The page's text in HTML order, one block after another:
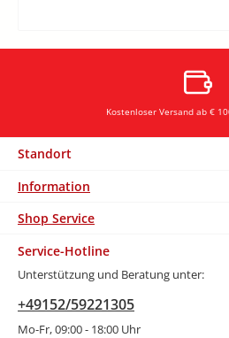
Kostenloser Versand ab €
Standort
Information
Shop Service
Service-Hotline
Unterstützung und Beratung unter:
+49152/59221305
Mo-Fr, 09:00 - 18:00 Uhr